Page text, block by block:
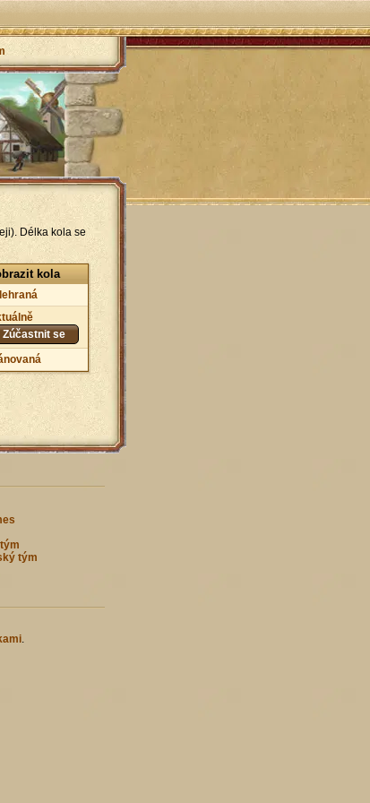
Délka kola se
kola
Zúčastnit se
tým
.